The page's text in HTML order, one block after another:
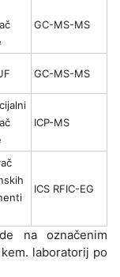
GC-MS-MS
GC-MS-MS
ICP-MS
ICS RFIC-EG
na označenim
laboratorij po